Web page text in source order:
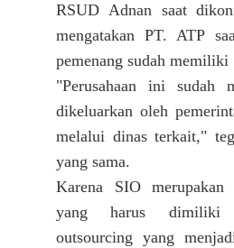
RSUD Adnan saat
mengatakan PT. ATP
pemenang sudah memiliki
"Perusahaan ini sudah
dikeluarkan oleh
melalui dinas terkait,"
yang sama.
Karena SIO merupakan
yang harus dimiliki
outsourcing yang